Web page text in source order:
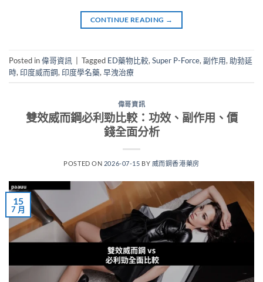
CONTINUE READING →
Posted in偉哥資訊 | Tagged ED藥物比較, Super P-Force, 副作用, 助勃延
時, 印度威而鋼, 印度學名藥, 早洩治療
偉哥資訊
雙效威而鋼必利勁比較：功效、副作用、價
錢全面分析
POSTED ON 2026-07-15 BY 威而鋼香港藥房
15
7 月